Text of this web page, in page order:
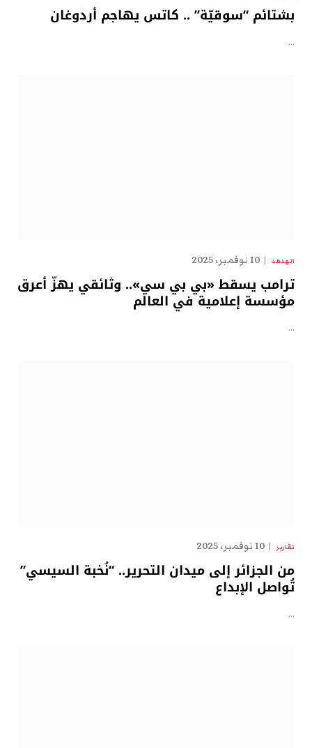
بشتائم “سوقيّة” .. كاتس يهاجم أردوغان
…
الهدهد 10 نوفمبر، 2025
ترامب يسقط «بي بي سي».. وثائقي يهزّ أعرق
مؤسسة إعلامية في العالم
…
تقارير 10 نوفمبر، 2025
من الجزائر إلى ميدان التحرير.. “نُخبة السيسي”
تُواصل الإبداع
…